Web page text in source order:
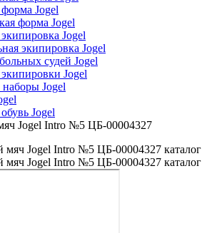
форма Jogel
форма Jogel
Jogel
экипировка Jogel
судей Jogel
Jogel
наборы Jogel
Jogel
Jogel Intro №5 ЦБ-00004327